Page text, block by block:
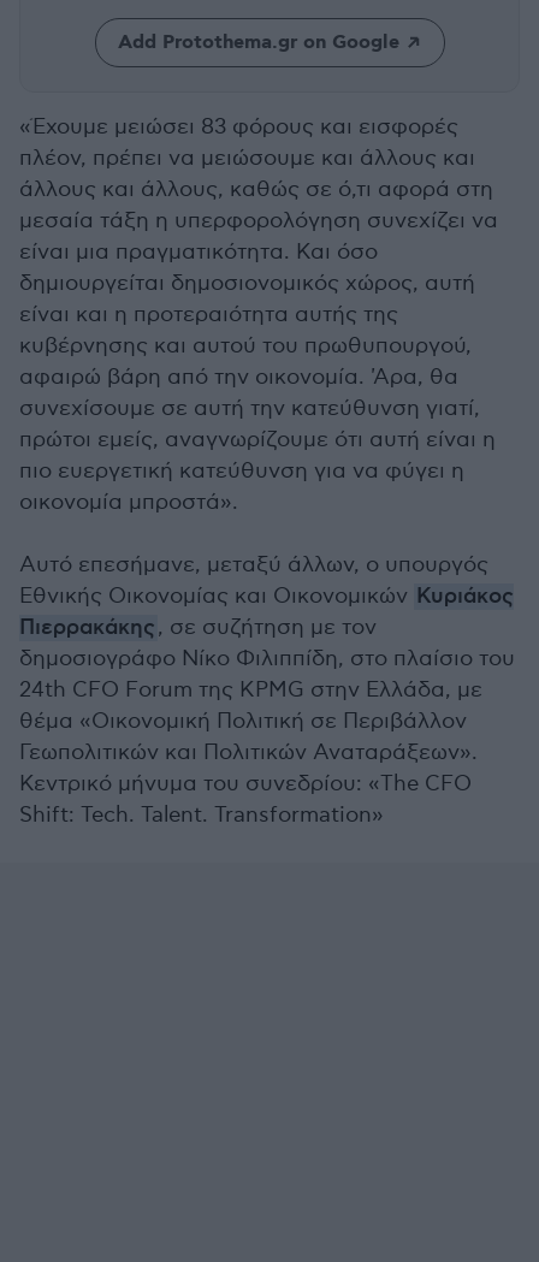
Add Protothema.gr on Google
«Έχουμε μειώσει 83 φόρους και εισφορές
πλέον, πρέπει να μειώσουμε και άλλους και
άλλους και άλλους, καθώς σε ό,τι αφορά στη
μεσαία τάξη η υπερφορολόγηση συνεχίζει να
είναι μια πραγματικότητα. Και όσο
δημιουργείται δημοσιονομικός χώρος, αυτή
είναι και η προτεραιότητα αυτής της
κυβέρνησης και αυτού του πρωθυπουργού,
αφαιρώ βάρη από την οικονομία. 'Αρα, θα
συνεχίσουμε σε αυτή την κατεύθυνση γιατί,
πρώτοι εμείς, αναγνωρίζουμε ότι αυτή είναι η
πιο ευεργετική κατεύθυνση για να φύγει η
οικονομία μπροστά».
Αυτό επεσήμανε, μεταξύ άλλων, ο υπουργός
Εθνικής Οικονομίας και Οικονομικών Κυριάκος
Πιερρακάκης, σε συζήτηση με τον
δημοσιογράφο Νίκο Φιλιππίδη, στο πλαίσιο του
24th CFO Forum της KPMG στην Ελλάδα, με
θέμα «Οικονομική Πολιτική σε Περιβάλλον
Γεωπολιτικών και Πολιτικών Αναταράξεων».
Κεντρικό μήνυμα του συνεδρίου: «The CFO
Shift: Tech. Talent. Transformation»